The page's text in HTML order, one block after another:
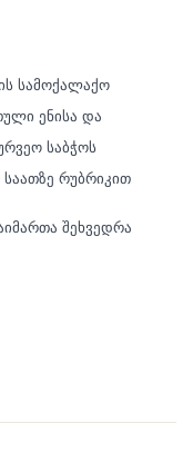
სამოქალაქო
ენისა და
საბჭოს
რუბრიკით
შეხვედრა